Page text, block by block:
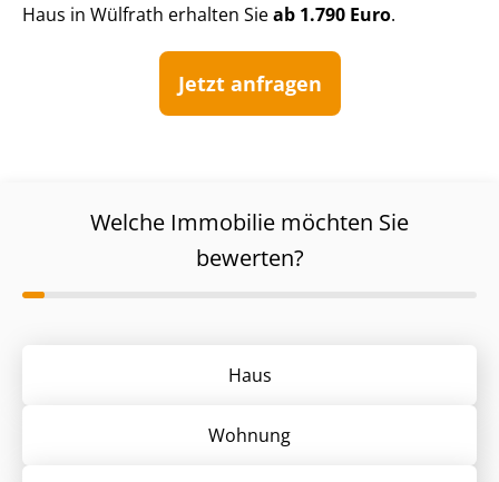
Haus in Wülfrath erhalten Sieab 1.790 Euro.
Jetzt anfragen
Welche Immobilie möchten Sie
bewerten?
Haus
Wohnung